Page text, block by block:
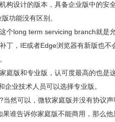
设计的版本，具备企业版中的安
功能没有区别。
long term servicing branch就是
丁，IE或者Edge浏览器有新版也不
庭版和专业版，认可度最高的也是
业技术人员可以选择专业版。
然可以，微软家庭版并没有协议
谁告诉你家庭版不能商用，那么